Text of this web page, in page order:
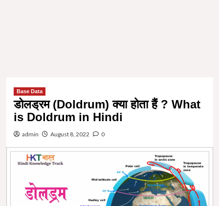
Base Data
डोलड्रम (Doldrum) क्या होता हैं ? What
is Doldrum in Hindi
admin August 8, 2022 0